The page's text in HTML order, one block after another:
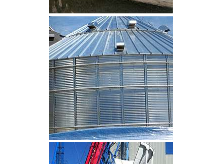
CLIQUEZ POUR AGRANDIR
CLIQUEZ POUR AGRANDIR